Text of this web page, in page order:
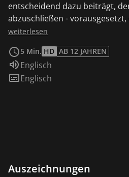
entscheidend dazu beiträgt,
abzuschließen -
Zeugenstand.
weiterlesen
5 Min. HD AB 12 JAHREN
Sprache:
Englisch
Untertitel:
Englisch
Auszeichnungen